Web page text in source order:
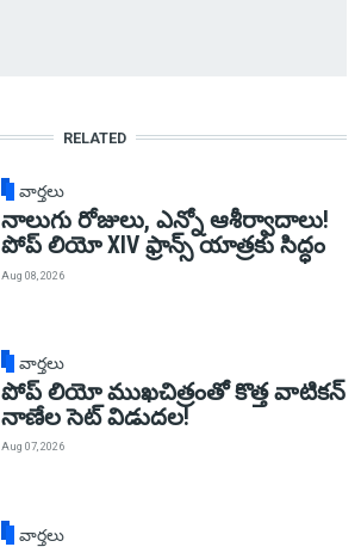
RELATED
వార్తలు
నాలుగు రోజులు, ఎన్నో ఆశీర్వాదాలు!
పోప్ లియో XIV ఫ్రాన్స్ యాత్రకు సిద్ధం
Aug 08, 2026
వార్తలు
పోప్ లియో ముఖచిత్రంతో కొత్త వాటికన్
నాణేల సెట్ విడుదల!
Aug 07, 2026
వార్తలు